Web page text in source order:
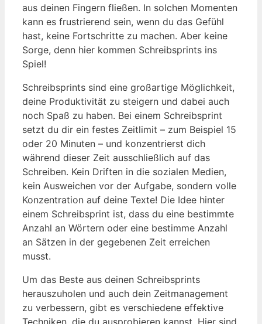
aus deinen Fingern fließen. ‍In solchen⁤ Momenten
kann es frustrierend sein, wenn‍ du das Gefühl
hast,⁣ keine Fortschritte zu machen. Aber keine
⁣Sorge, denn hier kommen Schreibsprints ins
Spiel!
Schreibsprints sind eine großartige Möglichkeit,
deine Produktivität zu ⁣steigern und dabei auch
noch Spaß zu haben. ‍Bei einem Schreibsprint
setzt du dir ‌ein festes Zeitlimit – zum Beispiel 15
oder 20 Minuten – und konzentrierst dich
während dieser Zeit ausschließlich​ auf das
Schreiben.‍ Kein Driften in ⁣die ⁣sozialen Medien,
⁣kein Ausweichen vor⁢ der Aufgabe,​ sondern volle
Konzentration auf deine Texte! Die ​Idee hinter
einem Schreibsprint ist, dass du eine bestimmte
Anzahl an Wörtern oder eine ‌bestimme Anzahl
an Sätzen ‍in der gegebenen Zeit erreichen⁤
musst.
Um das Beste aus deinen Schreibsprints
herauszuholen und ⁤auch dein Zeitmanagement
zu verbessern, gibt⁢ es verschiedene effektive
Techniken,‌ die du ausprobieren kannst. Hier sind